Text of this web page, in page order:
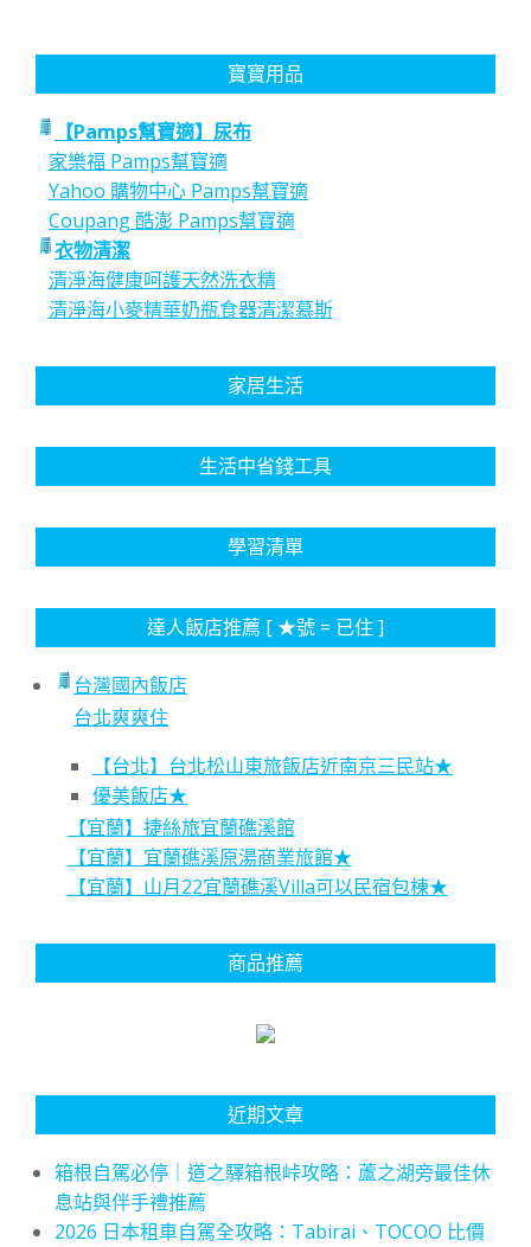
寶寶用品
【Pamps幫寶適】尿布
家樂福 Pamps幫寶適
Yahoo 購物中心 Pamps幫寶適
Coupang 酷澎 Pamps幫寶適
衣物清潔
清淨海健康呵護天然洗衣精
清淨海小麥精華奶瓶食器清潔慕斯
家居生活
生活中省錢工具
學習清單
達人飯店推薦 [ ★號 = 已住 ]
台灣國內飯店
台北爽爽住
【台北】台北松山東旅飯店近南京三民站★
優美飯店★
【宜蘭】捷絲旅宜蘭礁溪館
【宜蘭】宜蘭礁溪原湯商業旅館★
【宜蘭】山月22宜蘭礁溪Villa可以民宿包棟★
商品推薦
近期文章
箱根自駕必停｜道之驛箱根峠攻略：蘆之湖旁最佳休
息站與伴手禮推薦
2026 日本租車自駕全攻略：Tabirai、TOCOO 比價